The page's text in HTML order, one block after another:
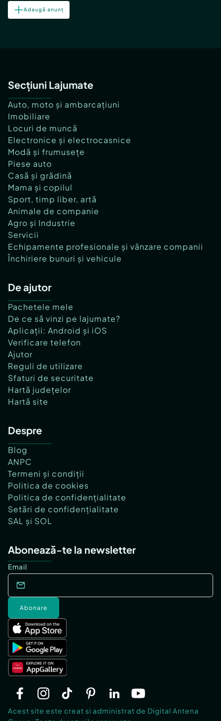
Adaugă anunț
Secțiuni Lajumate
Auto, moto și ambarcațiuni
Imobiliare
Locuri de muncă
Electronice și electrocasnice
Modă și frumusețe
Piese auto
Casă și grădină
Mama și copilul
Sport, timp liber, artă
Animale de companie
Agro și Industrie
Servicii
Echipamente profesionale și vânzare companii
Închiriere bunuri și vehicule
De ajutor
Pachetele mele
De ce să vinzi pe lajumate?
Aplicații: Android și iOS
Verificare telefon
Ajutor
Reguli de utilizare
Sfaturi de securitate
Hartă județelor
Hartă site
Despre
Blog
ANPC
Termeni și condiții
Politica de cookies
Politica de confidențialitate
Setări de confidențialitate
SAL și SOL
Abonează-te la newsletter
Email
Abonare
Acest site este creat si administrat de Digital Antena